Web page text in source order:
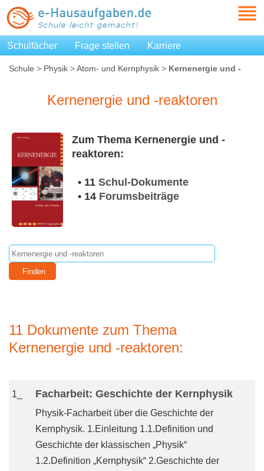
Schulfächer Frage stellen Karriere
Schule > Physik >Atom- und Kernphysik > Kernenergie und -
Kernenergie und -reaktoren
Zum Thema Kernenergie und -
reaktoren:
• 11 Schul-Dokumente
• 14 Forumsbeiträge
11 Dokumente zum Thema
Kernenergie und -reaktoren:
1_ Facharbeit: Geschichte der Kernphysik
Physik-Facharbeit über die Geschichte der
Kernphysik. 1.Einleitung 1.1.Definition und
Geschichte der klassischen „Physik“
1.2.Definition „Kernphysik“ 2.Geschichte der